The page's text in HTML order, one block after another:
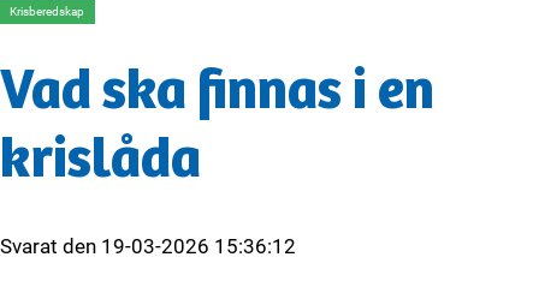
Krisberedskap
Vad ska finnas i en
krislåda
Svarat den 19-03-2026 15:36:12